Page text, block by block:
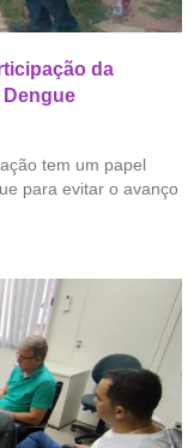
da
Dengue
tem um papel
para evitar o avanço